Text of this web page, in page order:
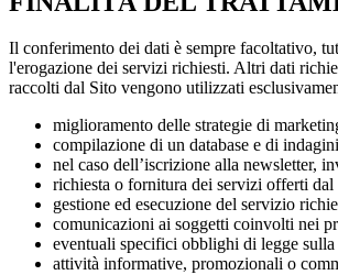
Il conferimento dei dati è sempre facoltativo,
l'erogazione dei servizi richiesti. Altri dati
raccolti dal Sito vengono utilizzati
miglioramento delle strategie di
compilazione di un database e di
nel caso dell’iscrizione alla newsletter,
richiesta o fornitura dei servizi offerti dal
gestione ed esecuzione del servizio
comunicazioni ai soggetti coinvolti nei
eventuali specifici obblighi di legge
attività informative, promozionali o